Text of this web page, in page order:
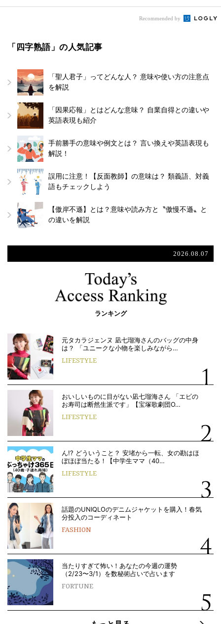
Recommended by
「四字熟語」の人気記事
「聖人君子」ってどんな人？ 意味や使い方の注意点
を解説
「因果応報」とはどんな意味？ 自業自得との違いや
英語表現も紹介
手前勝手の意味や例文とは？ 言い換えや英語表現も
解説！
誤用に注意！【反面教師】の意味は？ 類義語、対義
語もチェックしよう
【傲岸不遜】とは？意味や読み方と〝傲慢不遜〟と
の違いを解説
2026.08.07
ランキング
元タカラジェンヌ 凪七瑠海さんのバッグの中身
は？ 「ユニークな小物を楽しみながら…
LIFESTYLE
おいしいものに目がない凪七瑠海さん 「エビの
お寿司は断然生派です」【宝塚歌劇団O…
LIFESTYLE
ん!? どういうこと？ 安堵から一転、女の勘はほ
ぼほぼ当たる！【中学生ママ（40…
LIFESTYLE
話題のUNIQLOのデニムジャケットを購入！春気
分投入のコーディネート
FASHION
当たりすぎて怖い！あなたの今週の運勢
（2/23〜3/1）を数秘術占いで占います
FORTUNE